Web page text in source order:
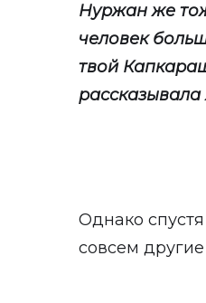
Нуржан же
человек
твой
Однако
совсем